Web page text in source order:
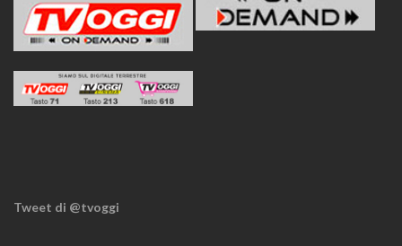
Tweet di @tvoggi